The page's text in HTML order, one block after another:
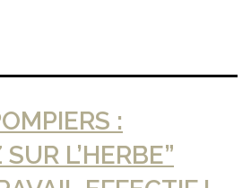
:
L’HERBE”